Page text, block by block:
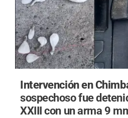
Intervención en
sospechoso fue
XXIII con un arma 9